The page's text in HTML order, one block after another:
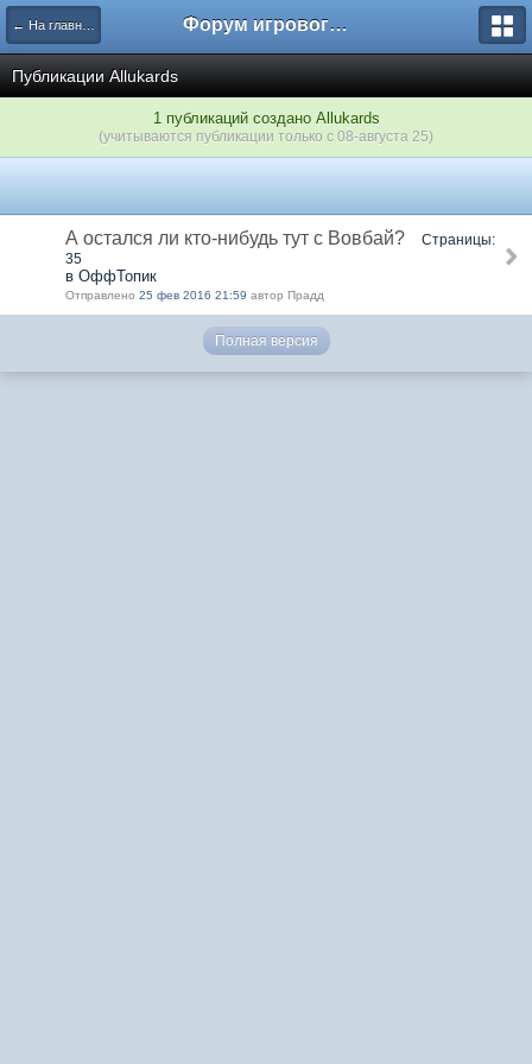
← На главную Форум игрового проекта Riverrise
Публикации Аllukards
1 публикаций создано Аllukards
(учитываются публикации только с 08-августа 25)
А остался ли кто-нибудь тут с Вовбай?
Страницы:
35
в ОффТопик
Отправлено 25 фев 2016 21:59 автор Прадд
Полная версия